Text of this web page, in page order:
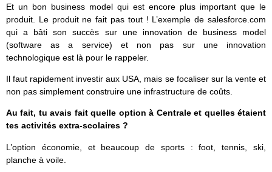
Et un bon business model qui est encore plus important que le
produit. Le produit ne fait pas tout ! L’exemple de salesforce.com
qui a bâti son succès sur une innovation de business model
(software as a service) et non pas sur une innovation
technologique est là pour le rappeler.
Il faut rapidement investir aux USA, mais se focaliser sur la vente et
non pas simplement construire une infrastructure de coûts.
Au fait, tu avais fait quelle option à Centrale et quelles étaient
tes activités extra-scolaires ?
L’option économie, et beaucoup de sports : foot, tennis, ski,
planche à voile.